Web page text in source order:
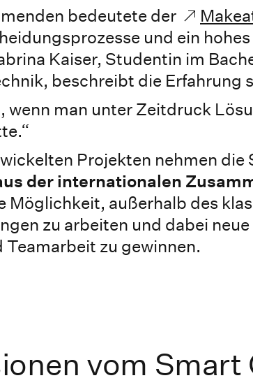
bedeutete der
und ein
Kaiser, Studentin im
beschreibt die Erfahrung
wenn man unter Zeitdruck
Projekten nehmen die
der internationalen
Möglichkeit, außerhalb des
zu arbeiten und dabei
Teamarbeit zu gewinnen.
vom Smart